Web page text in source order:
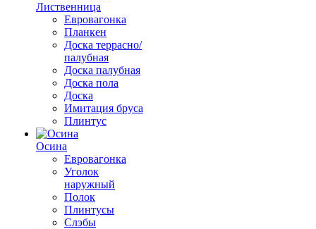
Лиственница
Евровагонка
Планкен
Доска террасно/
палубная
Доска палубная
Доска пола
Доска
Имитация бруса
Плинтус
Осина
Евровагонка
Уголок
наружный
Полок
Плинтусы
Слэбы